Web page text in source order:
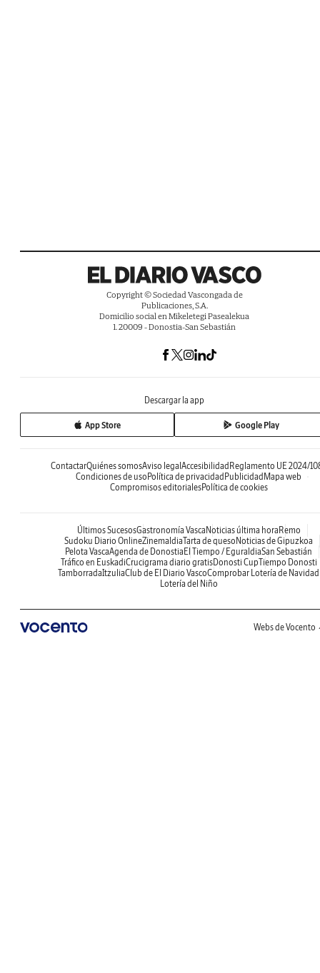
Copyright © Sociedad Vascongada de
Publicaciones, S.A.
Domicilio social en Mikeletegi Pasealekua
1. 20009 - Donostia-San Sebastián
Descargar la app
App Store Google Play
ContactarQuiénes somosAviso legal Accesibilidad Reglamento UE 2024/
Condiciones de uso Política de privacidad Publicidad Mapa web
Compromisos editorialesPolítica de cookies
Últimos SucesosGastronomía Vasca Noticias última hora Remo
Sudoku Diario OnlineZinemaldiaTarta de queso Noticias de Gipuzkoa
Pelota VascaAgenda de Donostia El Tiempo / EguraldiaSan Sebastián
Tráfico en EuskadiCrucigrama diario gratisDonosti CupTiempo Donosti
TamborradaItzuliaClub de El Diario VascoComprobar Lotería de Navidad
Lotería del Niño
Webs de Vocento